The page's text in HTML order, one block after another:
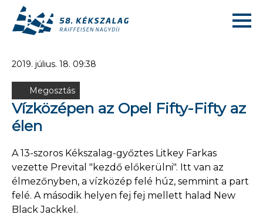
2019. július. 18. 09:38
Megosztás
Vízközépen az Opel Fifty-Fifty az
élen
A 13-szoros Kékszalag-győztes Litkey Farkas
vezette Prevital "kezdő előkerülni". Itt van az
élmezőnyben, a vízközép felé húz, semmint a part
felé. A második helyen fej fej mellett halad New
Black Jackkel.